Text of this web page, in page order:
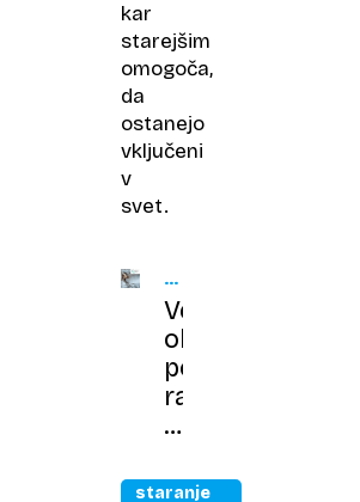
kar
starejšim
omogoča,
da
ostanejo
vključeni
v
svet.
ZDRAVNIK
OB
18H
Več
oblik
pomoči:
razumevanje
trdovratne
staranje